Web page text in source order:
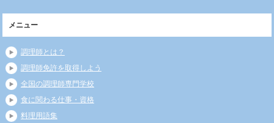
メニュー
調理師とは？
調理師免許を取得しよう
全国の調理師専門学校
食に関わる仕事・資格
料理用語集